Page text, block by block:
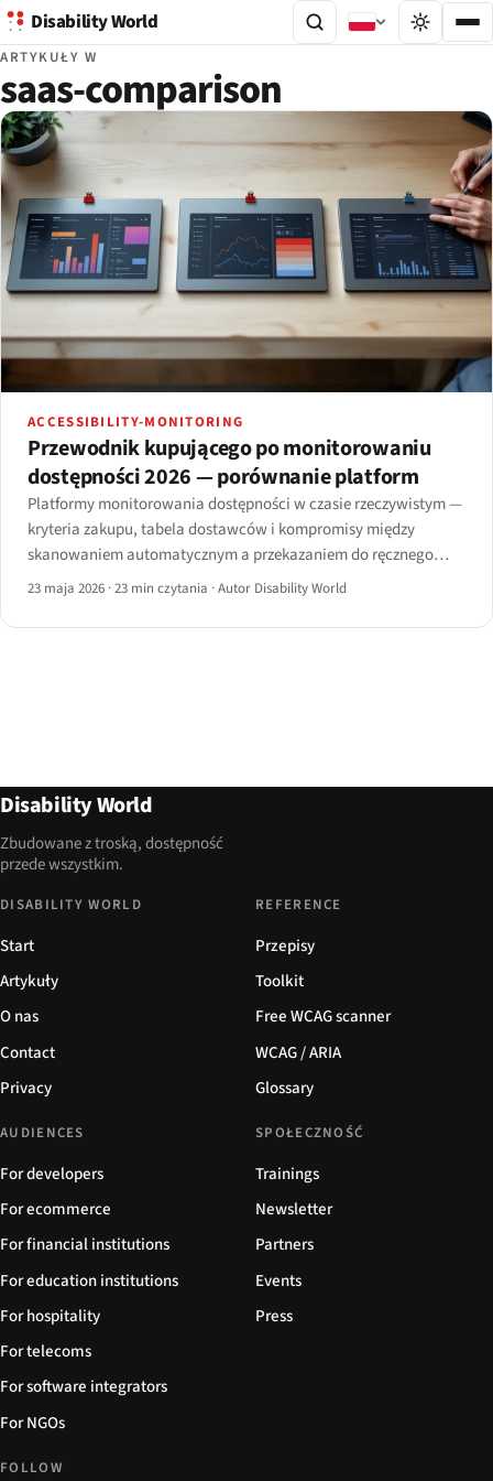
Disability World
ARTYKUŁY W
saas-comparison
ACCESSIBILITY-MONITORING
Przewodnik kupującego po monitorowaniu
dostępności 2026 — porównanie platform
Platformy monitorowania dostępności w czasie rzeczywistym —
kryteria zakupu, tabela dostawców i kompromisy między
skanowaniem automatycznym a przekazaniem do ręcznego
audytu w 2026 roku.
23 maja 2026 ·23 min czytania ·Autor Disability World
Disability World
Zbudowane z troską, dostępność
przede wszystkim.
DISABILITY WORLD
Start
Artykuły
O nas
Contact
Privacy
REFERENCE
Przepisy
Toolkit
Free WCAG scanner
WCAG / ARIA
Glossary
AUDIENCES
For developers
For ecommerce
For financial institutions
For education institutions
For hospitality
For telecoms
For software integrators
For NGOs
SPOŁECZNOŚĆ
Trainings
Newsletter
Partners
Events
Press
FOLLOW